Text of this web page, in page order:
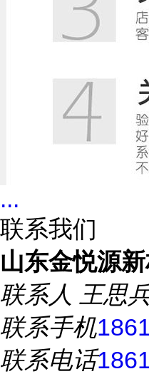
...
联系我们
山东金悦源
联系人 王思
联系手机
联系电话